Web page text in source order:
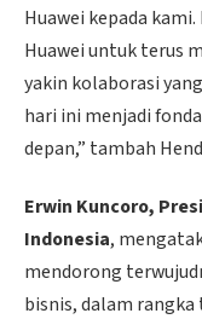
Huawei kepada
Huawei untuk terus
yakin kolaborasi
hari ini menjadi
depan,” tambah
Erwin Kuncoro,
Indonesia,
mendorong
bisnis, dalam